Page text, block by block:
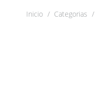
Inicio / Categorias /